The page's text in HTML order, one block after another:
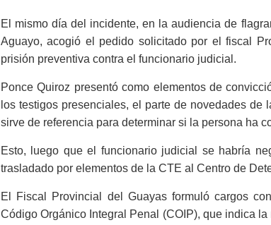
El mismo día del incidente, en la audiencia de
Aguayo, acogió el pedido solicitado por el fiscal
prisión preventiva contra el funcionario judicial.
Ponce Quiroz presentó como elementos de
los testigos presenciales, el parte de novedades
sirve de referencia para determinar si la persona ha
Esto, luego que el funcionario judicial se habría
trasladado por elementos de la CTE al Centro de
El Fiscal Provincial del Guayas formuló cargos
Código Orgánico Integral Penal (COIP), que indica